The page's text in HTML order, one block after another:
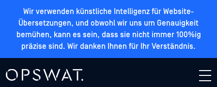
Wir verwenden künstliche Intelligenz für Website-
Übersetzungen, und obwohl wir uns um Genauigkeit
bemühen, kann es sein, dass sie nicht immer 100%ig
präzise sind. Wir danken Ihnen für Ihr Verständnis.